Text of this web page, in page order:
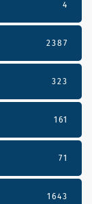
4
2387
323
161
71
1643